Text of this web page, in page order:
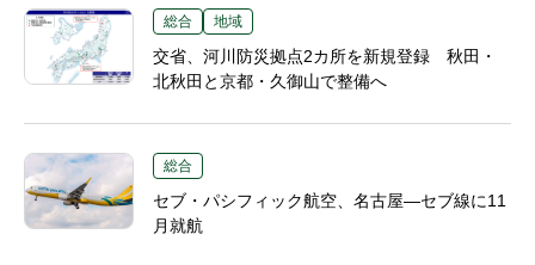
総合 地域
交省、河川防災拠点2カ所を新規登録 秋田・
北秋田と京都・久御山で整備へ
総合
セブ・パシフィック航空、名古屋―セブ線に11
月就航